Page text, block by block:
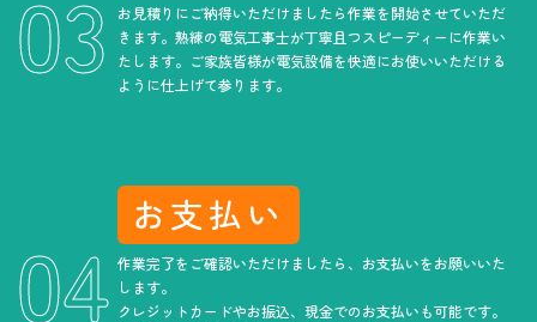
お見積りにご納得いただけましたら作業を開始させていただ
きます。熟練の電気工事士が丁寧且つスピーディーに作業い
たします。ご家族皆様が電気設備を快適にお使いいただける
ように仕上げて参ります。
お支払い
作業完了をご確認いただけましたら、お支払いをお願いいた
します。
クレジットカードやお振込、現金でのお支払いも可能です。